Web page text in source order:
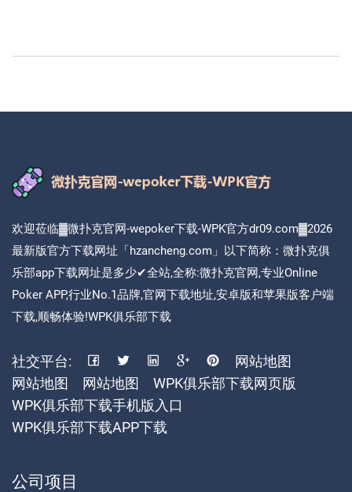
欢迎莅临▓微扑克官网-wepoker下载-WPK官方dr09.com▓2026
最新版官方下载网址「hzancheng.com」以下简称：微扑克俱
乐部app下载网址是多少✔全站,全称:微扑克官网,专业Online
Poker APP,行业No.1品牌,官网下载地址,安卓版和苹果版客户端
下载,顺畅体验!WPK俱乐部下载
社交平台:
网站地图
网站地图
网站地图
WPK俱乐部下载网页版
WPK俱乐部下载手机版入口
WPK俱乐部下载APP下载
公司项目